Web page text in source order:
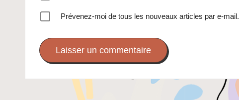
Prévenez-moi de tous les nouveaux articles par e-mail.